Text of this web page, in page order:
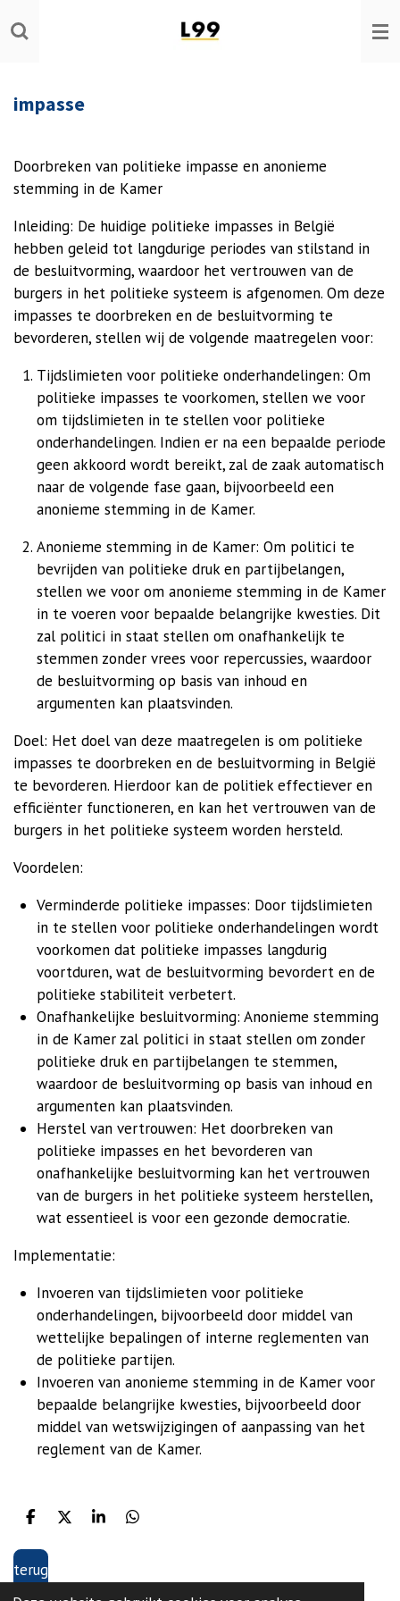
Ga
direct
hoofdinhoud
impasse
Doorbreken van politieke impasse en anonieme
stemming in de Kamer
Inleiding: De huidige politieke impasses in België
hebben geleid tot langdurige periodes van stilstand in
de besluitvorming, waardoor het vertrouwen van de
burgers in het politieke systeem is afgenomen. Om deze
impasses te doorbreken en de besluitvorming te
bevorderen, stellen wij de volgende maatregelen voor:
Tijdslimieten voor politieke onderhandelingen: Om
politieke impasses te voorkomen, stellen we voor
om tijdslimieten in te stellen voor politieke
onderhandelingen. Indien er na een bepaalde periode
geen akkoord wordt bereikt, zal de zaak automatisch
naar de volgende fase gaan, bijvoorbeeld een
anonieme stemming in de Kamer.
Anonieme stemming in de Kamer: Om politici te
bevrijden van politieke druk en partijbelangen,
stellen we voor om anonieme stemming in de Kamer
in te voeren voor bepaalde belangrijke kwesties. Dit
zal politici in staat stellen om onafhankelijk te
stemmen zonder vrees voor repercussies, waardoor
de besluitvorming op basis van inhoud en
argumenten kan plaatsvinden.
Doel: Het doel van deze maatregelen is om politieke
impasses te doorbreken en de besluitvorming in België
te bevorderen. Hierdoor kan de politiek effectiever en
efficiënter functioneren, en kan het vertrouwen van de
burgers in het politieke systeem worden hersteld.
Voordelen:
Verminderde politieke impasses: Door tijdslimieten
in te stellen voor politieke onderhandelingen wordt
voorkomen dat politieke impasses langdurig
voortduren, wat de besluitvorming bevordert en de
politieke stabiliteit verbetert.
Onafhankelijke besluitvorming: Anonieme stemming
in de Kamer zal politici in staat stellen om zonder
politieke druk en partijbelangen te stemmen,
waardoor de besluitvorming op basis van inhoud en
argumenten kan plaatsvinden.
Herstel van vertrouwen: Het doorbreken van
politieke impasses en het bevorderen van
onafhankelijke besluitvorming kan het vertrouwen
van de burgers in het politieke systeem herstellen,
wat essentieel is voor een gezonde democratie.
Implementatie:
Invoeren van tijdslimieten voor politieke
onderhandelingen, bijvoorbeeld door middel van
wettelijke bepalingen of interne reglementen van
de politieke partijen.
Invoeren van anonieme stemming in de Kamer voor
bepaalde belangrijke kwesties, bijvoorbeeld door
middel van wetswijzigingen of aanpassing van het
reglement van de Kamer.
D
l
e
n
D
S
e
D
n
terug